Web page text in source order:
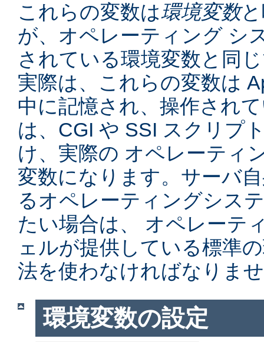
これらの変数は環境変数
が、オペレーティング シ
されている環境変数と同
実際は、これらの変数は
中に記憶され、操作され
は、CGI や SSI スクリプ
け、実際の オペレーティ
変数になります。サーバ
るオペレーティングシス
たい場合は、 オペレーテ
ェルが提供している標準
法を使わなければなりま
環境変数の設定